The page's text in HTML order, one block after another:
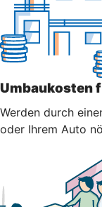
Umbaukosten
Werden durch
oder Ihrem Auto